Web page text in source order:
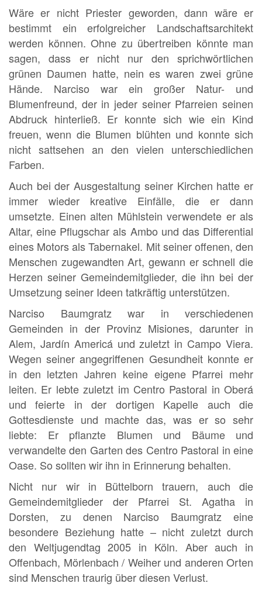
Wäre er nicht Priester geworden, dann wäre er
bestimmt ein erfolgreicher Landschaftsarchitekt
werden können. Ohne zu übertreiben könnte man
sagen, dass er nicht nur den sprichwörtlichen
grünen Daumen hatte, nein es waren zwei grüne
Hände. Narciso war ein großer Natur- und
Blumenfreund, der in jeder seiner Pfarreien seinen
Abdruck hinterließ. Er konnte sich wie ein Kind
freuen, wenn die Blumen blühten und konnte sich
nicht sattsehen an den vielen unterschiedlichen
Farben.
Auch bei der Ausgestaltung seiner Kirchen hatte er
immer wieder kreative Einfälle, die er dann
umsetzte. Einen alten Mühlstein verwendete er als
Altar, eine Pflugschar als Ambo und das Differential
eines Motors als Tabernakel. Mit seiner offenen, den
Menschen zugewandten Art, gewann er schnell die
Herzen seiner Gemeindemitglieder, die ihn bei der
Umsetzung seiner Ideen tatkräftig unterstützen.
Narciso Baumgratz war in verschiedenen
Gemeinden in der Provinz Misiones, darunter in
Alem, Jardín Americá und zuletzt in Campo Viera.
Wegen seiner angegriffenen Gesundheit konnte er
in den letzten Jahren keine eigene Pfarrei mehr
leiten. Er lebte zuletzt im Centro Pastoral in Oberá
und feierte in der dortigen Kapelle auch die
Gottesdienste und machte das, was er so sehr
liebte: Er pflanzte Blumen und Bäume und
verwandelte den Garten des Centro Pastoral in eine
Oase. So sollten wir ihn in Erinnerung behalten.
Nicht nur wir in Büttelborn trauern, auch die
Gemeindemitglieder der Pfarrei St. Agatha in
Dorsten, zu denen Narciso Baumgratz eine
besondere Beziehung hatte – nicht zuletzt durch
den Weltjugendtag 2005 in Köln. Aber auch in
Offenbach, Mörlenbach / Weiher und anderen Orten
sind Menschen traurig über diesen Verlust.